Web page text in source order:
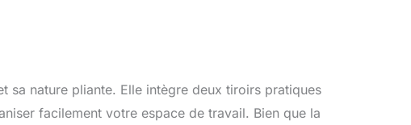
sa nature pliante. Elle intègre deux tiroirs pratiques
facilement votre espace de travail. Bien que la